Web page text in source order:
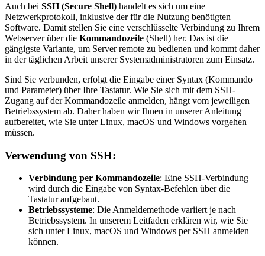
Auch bei SSH (Secure Shell) handelt es sich um eine
Netzwerkprotokoll, inklusive der für die Nutzung benötigten
Software. Damit stellen Sie eine verschlüsselte Verbindung zu Ihrem
Webserver über die Kommandozeile (Shell) her. Das ist die
gängigste Variante, um Server remote zu bedienen und kommt daher
in der täglichen Arbeit unserer Systemadministratoren zum Einsatz.
Sind Sie verbunden, erfolgt die Eingabe einer Syntax (Kommando
und Parameter) über Ihre Tastatur. Wie Sie sich mit dem SSH-
Zugang auf der Kommandozeile anmelden, hängt vom jeweiligen
Betriebssystem ab. Daher haben wir Ihnen in unserer Anleitung
aufbereitet, wie Sie unter Linux, macOS und Windows vorgehen
müssen.
Verwendung von SSH:
Verbindung per Kommandozeile: Eine SSH-Verbindung
wird durch die Eingabe von Syntax-Befehlen über die
Tastatur aufgebaut.
Betriebssysteme: Die Anmeldemethode variiert je nach
Betriebssystem. In unserem Leitfaden erklären wir, wie Sie
sich unter Linux, macOS und Windows per SSH anmelden
können.